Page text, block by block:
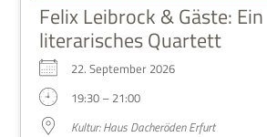
Felix Leibrock & Gäste: Ein
literarisches Quartett
22. Sep­tem­ber 2026
19:30 – 21:00
Kul­tur: Haus Dach­eröden Erfurt